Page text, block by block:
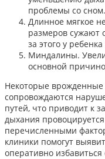
проблемы со сном.
Длинное мягкое
размеров сужают
за этого у
Миндалины.
основной
Некоторые
сопровождаются
путей, что приводит к
дыхания
перечисленными
клиники помогут
оперативно избавиться